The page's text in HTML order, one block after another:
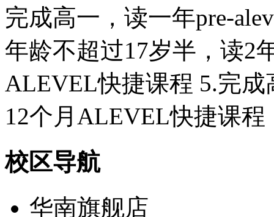
完成高一，读一年pre-
年龄不超过17岁半，读2
ALEVEL快捷课程 5.完
12个月ALEVEL快捷课程
校区导航
华南旗舰店